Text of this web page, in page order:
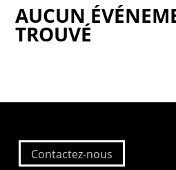
AUCUN
TROUVÉ
Contactez-nous